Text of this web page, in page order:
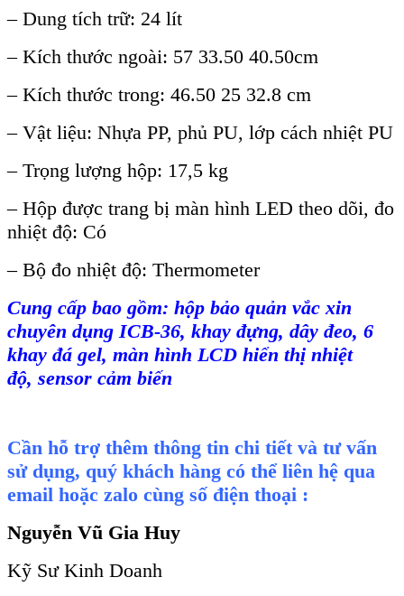
– Dung tích trữ: 24 lít
– Kích thước ngoài: 57 33.50 40.50cm
– Kích thước trong: 46.50 25 32.8 cm
– Vật liệu: Nhựa PP, phủ PU, lớp cách nhiệt PU
– Trọng lượng hộp: 17,5 kg
– Hộp được trang bị màn hình LED theo dõi, đo
nhiệt độ: Có
– Bộ đo nhiệt độ: Thermometer
Cung cấp bao gồm: hộp bảo quản vắc xin
chuyên dụng ICB-36, khay đựng, dây đeo, 6
khay đá gel, màn hình LCD hiển thị nhiệt
độ, sensor cảm biến
Cần hỗ trợ thêm thông tin chi tiết và tư vấn
sử dụng, quý khách hàng có thể liên hệ qua
email hoặc zalo cùng số điện thoại :
Nguyễn Vũ Gia Huy
Kỹ Sư Kinh Doanh